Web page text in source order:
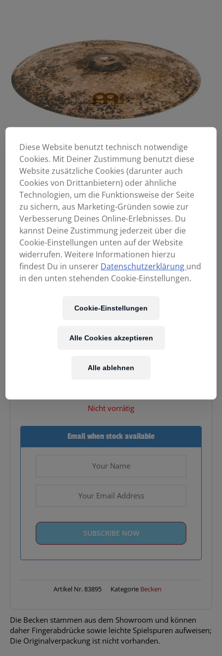
449,00€
Enthält 20% MwSt.
Nicht vorrätig
Email when stock available
Artikel Nr. 83895 Kategorie Becken
Die Becken stammen aus dem Showroom und können
daher Fingerabdrücke sowie leichte Spielspuren aufweisen;
Die Originalverpackung ist nicht vorhanden.
Diese Website benutzt technisch notwendige
Cookies. Mit Deiner Zustimmung benutzt diese
Website zusätzliche Cookies (darunter auch
Cookies von Drittanbietern) oder ähnliche
Technologien, um die Funktionsweise der Seite
zu sichern, aus Marketing-Gründen sowie zur
Verbesserung Deines Online-Erlebnisses. Du
kannst Deine Zustimmung jederzeit über die
Cookie-Einstellungen unten auf der Website
widerrufen. Weitere Informationen hierzu
findest Du in unserer Datenschutzerklärung und
in den unten stehenden Cookie-Einstellungen.
Cookie-Einstellungen
Alle ablehnen
Alle Cookies akzeptieren